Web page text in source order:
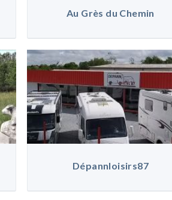
Au Grès du Chemin
Dépannloisirs87